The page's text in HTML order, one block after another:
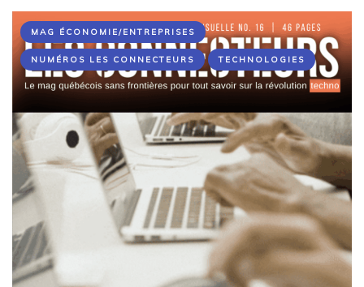
MAG ÉCONOMIE/ENTREPRISES
NUMÉROS LES CONNECTEURS TECHNOLOGIES